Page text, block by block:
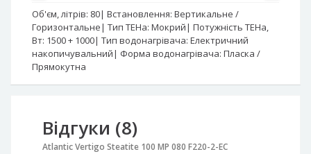
Об'єм, літрів: 80 Встановлення: Вертикальне /
Горизонтальне
Тип ТЕНа: Мокрий
Потужність ТЕНа,
Вт: 1500 + 1000 Тип водонагрівача: Електричний
накопичувальний
Форма водонагрівача: Пласка /
Прямокутна
Відгуки (8)
Atlantic Vertigo Steatite 100 MP 080 F220-2-EC